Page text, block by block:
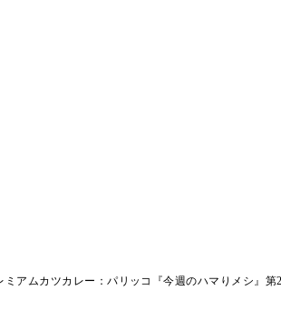
アムカツカレー：パリッコ『今週のハマりメシ』第